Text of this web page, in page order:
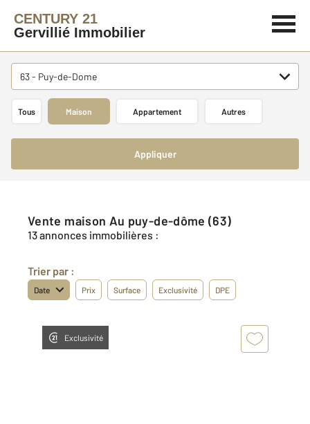
CENTURY 21
Gervillié Immobilier
63 - Puy-de-Dome
Tous Maison Appartement Autres
Appliquer
Vente maison Au puy-de-dôme (63)
13 annonces immobilières :
Trier par :
Date Prix Surface Exclusivité DPE
Exclusivité